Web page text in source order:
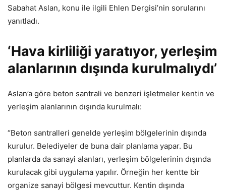
Sabahat Aslan, konu ile ilgili Ehlen Dergisi’nin sorularını
yanıtladı.
‘Hava kirliliği yaratıyor, yerleşim
alanlarının dışında kurulmalıydı’
Aslan’a göre beton santrali ve benzeri işletmeler kentin ve
yerleşim alanlarının dışında kurulmalı:
“Beton santralleri genelde yerleşim bölgelerinin dışında
kurulur. Belediyeler de buna dair planlama yapar. Bu
planlarda da sanayi alanları, yerleşim bölgelerinin dışında
kurulacak gibi uygulama yapılır. Örneğin her kentte bir
organize sanayi bölgesi mevcuttur. Kentin dışında